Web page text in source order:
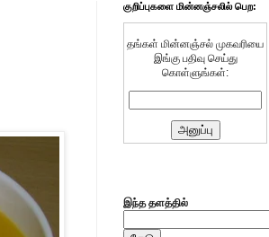
குறிப்புகளை மின்னஞ்சலில் பெற:
தங்கள் மின்னஞ்சல் முகவரியை
இங்கு பதிவு செய்து
கொள்ளுங்கள்:
இந்த தளத்தில்